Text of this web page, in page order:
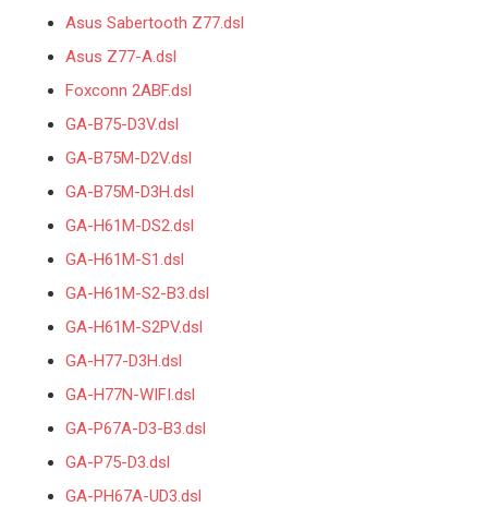
Asus Sabertooth Z77.dsl
Asus Z77-A.dsl
Foxconn 2ABF.dsl
GA-B75-D3V.dsl
GA-B75M-D2V.dsl
GA-B75M-D3H.dsl
GA-H61M-DS2.dsl
GA-H61M-S1.dsl
GA-H61M-S2-B3.dsl
GA-H61M-S2PV.dsl
GA-H77-D3H.dsl
GA-H77N-WIFI.dsl
GA-P67A-D3-B3.dsl
GA-P75-D3.dsl
GA-PH67A-UD3.dsl